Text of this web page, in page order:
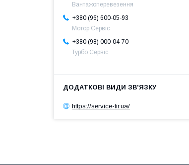
Вантажоперевезення
+380 (96) 600-05-93
Мотор Сервіс
+380 (98) 000-04-70
Турбо Сервіс
https://service-tir.ua/